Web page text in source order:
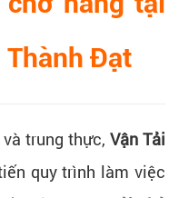
Thành Đạt
trung thực, Vận Tải
quy trình làm việc